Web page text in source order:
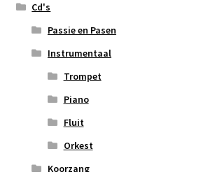
Cd's
Passie en Pasen
Instrumentaal
Trompet
Piano
Fluit
Orkest
Koorzang